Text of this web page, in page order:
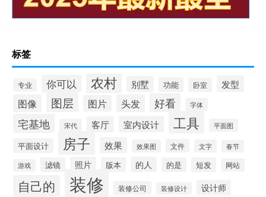
标签
专业 你可以 农村 别墅 功能 卧室 发型
图像 图层 图片 头发 好看 字体
宅基地 宋代 客厅 室内设计 工具 平面图
平面设计 房子 效果 效果图 文件 文字 春节
游戏 滤镜 照片 版本 的人 的是 短发 网站
自己的 装修 装修公司 装修设计 设计师